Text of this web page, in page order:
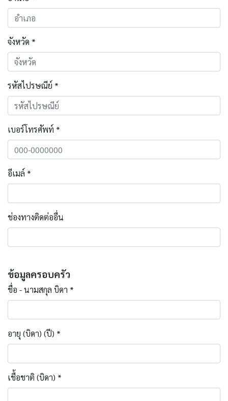
จังหวัด *
รหัสไปรษณีย์ *
เบอร์โทรศัพท์ *
อีเมล์ *
ช่องทางติดต่ออื่น
ข้อมูลครอบครัว
ชื่อ - นามสกุล บิดา *
อายุ (บิดา) (ปี) *
เชื้อชาติ (บิดา) *